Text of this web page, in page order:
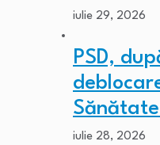
iulie 29, 2026
PSD,
iulie 28, 2026